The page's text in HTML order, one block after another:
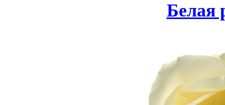
Белая